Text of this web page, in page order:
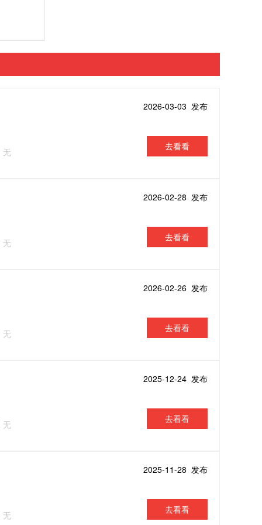
无
2026-03-03 发布
去看看
无
2026-02-28 发布
去看看
无
2026-02-26 发布
去看看
无
2025-12-24 发布
去看看
无
2025-11-28 发布
去看看